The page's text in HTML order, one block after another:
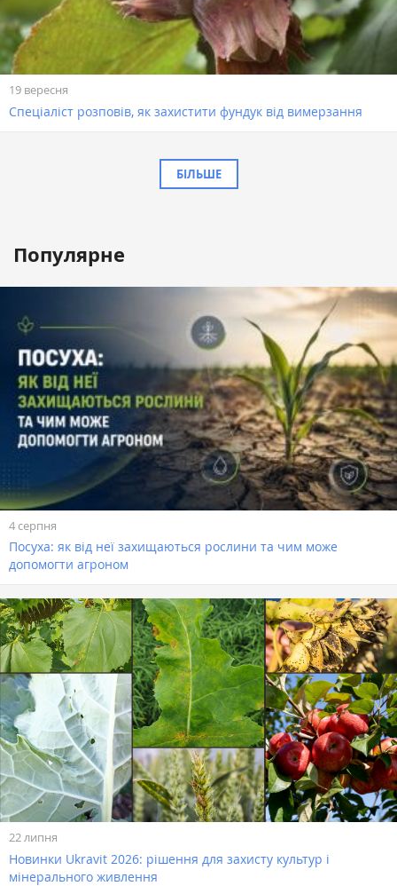
19 вересня
Спеціаліст розповів, як захистити фундук від вимерзання
БІЛЬШЕ
Популярне
4 серпня
Посуха: як від неї захищаються рослини та чим може
допомогти агроном
22 липня
Новинки Ukravit 2026: рішення для захисту культур і
мінерального живлення